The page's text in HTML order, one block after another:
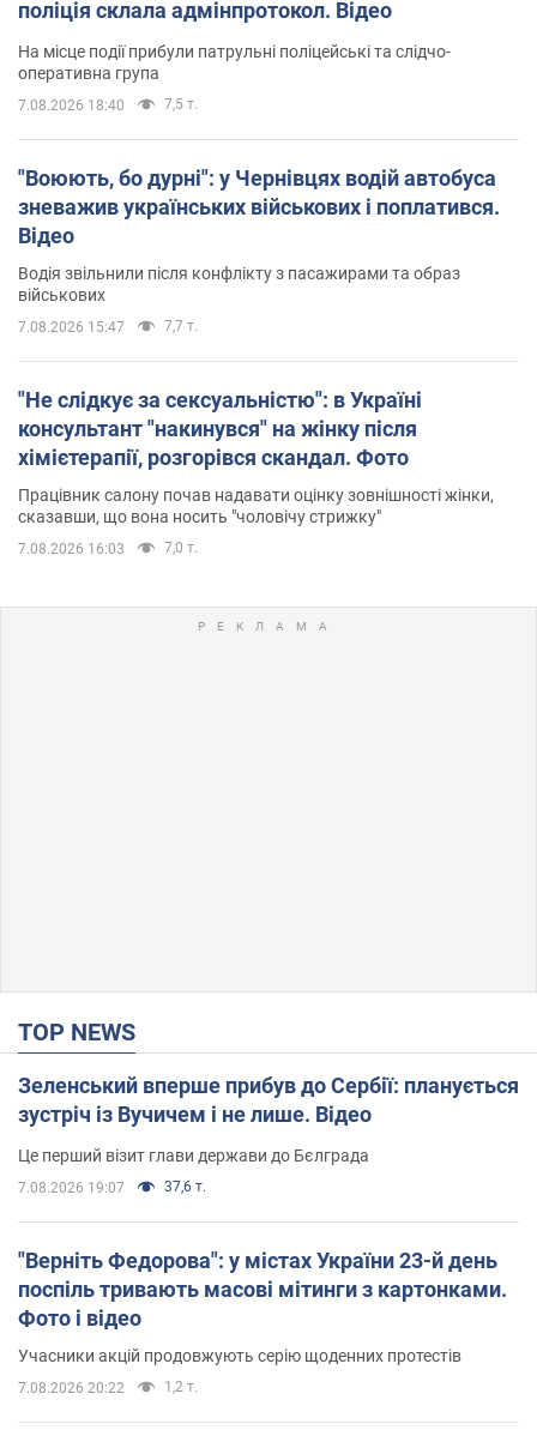
поліція склала адмінпротокол. Відео
На місце події прибули патрульні поліцейські та слідчо-
оперативна група
7.08.2026 18:40 7,5 т.
"Воюють, бо дурні": у Чернівцях водій автобуса
зневажив українських військових і поплатився.
Відео
Водія звільнили після конфлікту з пасажирами та образ
військових
7.08.2026 15:47 7,7 т.
"Не слідкує за сексуальністю": в Україні
консультант "накинувся" на жінку після
хімієтерапії, розгорівся скандал. Фото
Працівник салону почав надавати оцінку зовнішності жінки,
сказавши, що вона носить "чоловічу стрижку"
7.08.2026 16:03 7,0 т.
TOP NEWS
Зеленський вперше прибув до Сербії: планується
зустріч із Вучичем і не лише. Відео
Це перший візит глави держави до Бєлграда
7.08.2026 19:07 37,6 т.
"Верніть Федорова": у містах України 23-й день
поспіль тривають масові мітинги з картонками.
Фото і відео
Учасники акцій продовжують серію щоденних протестів
7.08.2026 20:22 1,2 т.